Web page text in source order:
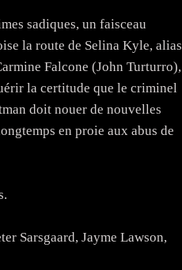
sadiques, un faisceau
la route de Selina Kyle, alias
Falcone (John Turturro),
la certitude que le criminel
doit nouer de nouvelles
en proie aux abus de
Sarsgaard, Jayme Lawson,